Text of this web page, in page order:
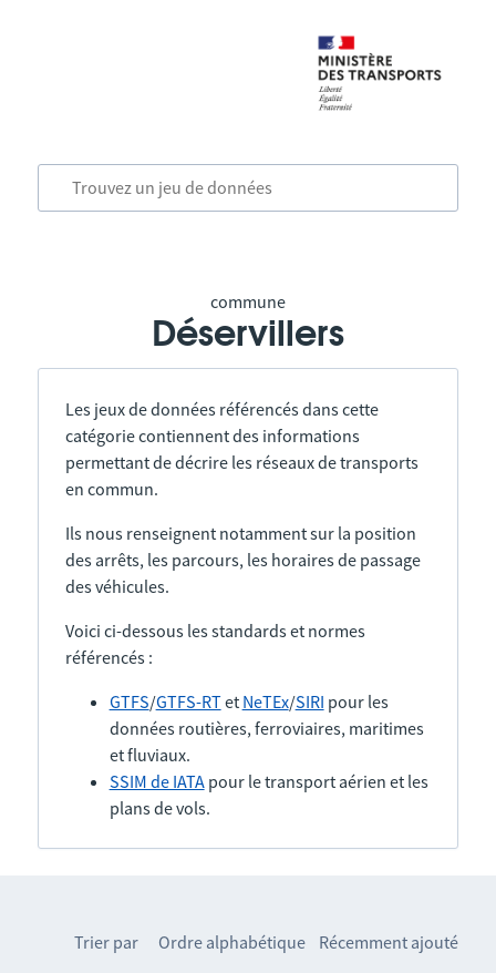
commune
Déservillers
Les jeux de données référencés dans cette
catégorie contiennent des informations
permettant de décrire les réseaux de transports
en commun.
Ils nous renseignent notamment sur la position
des arrêts, les parcours, les horaires de passage
des véhicules.
Voici ci-dessous les standards et normes
référencés :
GTFS/GTFS-RTet NeTEx/SIRI pour les
données routières, ferroviaires, maritimes
et fluviaux.
SSIM de IATApour le transport aérien et les
plans de vols.
Trier par Ordre alphabétique Récemment ajouté